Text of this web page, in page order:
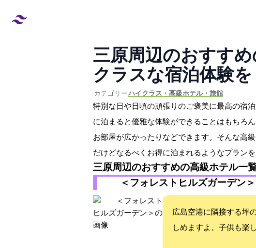
三原周辺のおすすめ
クラスな宿泊体験を
カテゴリー:#ハイクラス・高級ホテル・旅館
特別な日や日頃の頑張りのご褒美に最高の宿
に泊まると優雅な体験ができることはもちろ
お部屋が広かったりなどできます。そんな高
だけどなるべくお得に泊まれるようなプラン
三原周辺のおすすめの高級ホテル一
Forest Hills Garden＜フォレストヒルズガーデン＞
広島空港に隣接する
しめますよ。子供も楽